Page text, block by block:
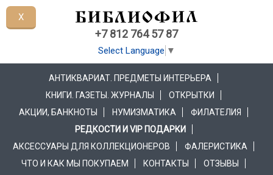
+7 812 764 57 87
Select Language ▼
АНТИКВАРИАТ. ПРЕДМЕТЫ ИНТЕРЬЕРА
КНИГИ. ГАЗЕТЫ. ЖУРНАЛЫ
ОТКРЫТКИ
АКЦИИ, БАНКНОТЫ
НУМИЗМАТИКА
ФИЛАТЕЛИЯ
РЕДКОСТИ И VIP ПОДАРКИ
АКСЕССУАРЫ ДЛЯ КОЛЛЕКЦИОНЕРОВ
ФАЛЕРИСТИКА
ЧТО И КАК МЫ ПОКУПАЕМ
КОНТАКТЫ
ОТЗЫВЫ
X